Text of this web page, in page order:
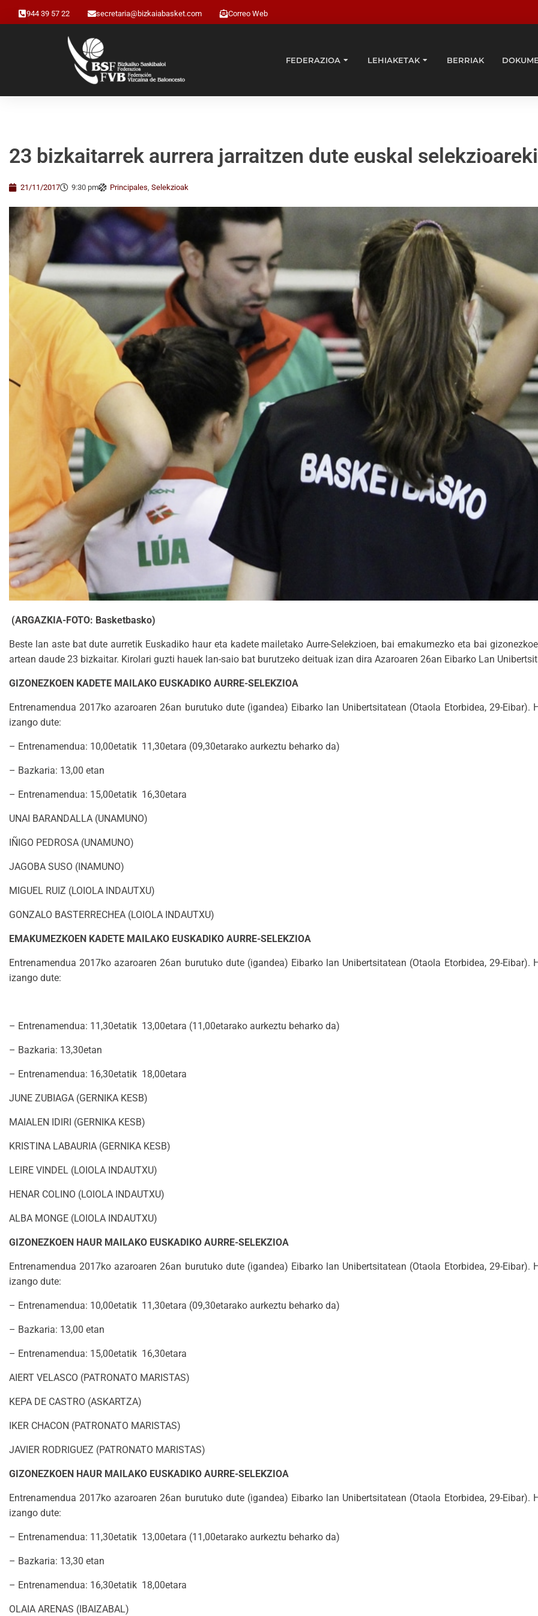
944 39 57 22 secretaria@bizkaiabasket.com Correo Web
FEDERAZIOA LEHIAKETAK BERRIAK
23 bizkaitarrek aurrera jarraitzen dute euskal
21/11/2017 9:30 pm Principales, Selekzioak
(ARGAZKIA-FOTO: Basketbasko)
Beste lan aste bat dute aurretik Euskadiko haur eta kadete mailetako Aurre-Selekzioen, bai emakumezko eta bai
artean daude 23 bizkaitar. Kirolari guzti hauek lan-saio bat burutzeko deituak izan dira Azaroaren 26an Eibarko Lan
GIZONEZKOEN KADETE MAILAKO EUSKADIKO AURRE-SELEKZIOA
Entrenamendua 2017ko azaroaren 26an burutuko dute (igandea) Eibarko lan Unibertsitatean (Otaola Etorbidea, 29-Eibar).
izango dute:
– Entrenamendua: 10,00etatik 11,30etara (09,30etarako aurkeztu beharko da)
– Bazkaria: 13,00 etan
– Entrenamendua: 15,00etatik 16,30etara
UNAI BARANDALLA (UNAMUNO)
IÑIGO PEDROSA (UNAMUNO)
JAGOBA SUSO (INAMUNO)
MIGUEL RUIZ (LOIOLA INDAUTXU)
GONZALO BASTERRECHEA (LOIOLA INDAUTXU)
EMAKUMEZKOEN KADETE MAILAKO EUSKADIKO AURRE-SELEKZIOA
Entrenamendua 2017ko azaroaren 26an burutuko dute (igandea) Eibarko lan Unibertsitatean (Otaola Etorbidea, 29-Eibar).
izango dute:
– Entrenamendua: 11,30etatik 13,00etara (11,00etarako aurkeztu beharko da)
– Bazkaria: 13,30etan
– Entrenamendua: 16,30etatik 18,00etara
JUNE ZUBIAGA (GERNIKA KESB)
MAIALEN IDIRI (GERNIKA KESB)
KRISTINA LABAURIA (GERNIKA KESB)
LEIRE VINDEL (LOIOLA INDAUTXU)
HENAR COLINO (LOIOLA INDAUTXU)
ALBA MONGE (LOIOLA INDAUTXU)
GIZONEZKOEN HAUR MAILAKO EUSKADIKO AURRE-SELEKZIOA
Entrenamendua 2017ko azaroaren 26an burutuko dute (igandea) Eibarko lan Unibertsitatean (Otaola Etorbidea, 29-Eibar).
izango dute:
– Entrenamendua: 10,00etatik 11,30etara (09,30etarako aurkeztu beharko da)
– Bazkaria: 13,00 etan
– Entrenamendua: 15,00etatik 16,30etara
AIERT VELASCO (PATRONATO MARISTAS)
KEPA DE CASTRO (ASKARTZA)
IKER CHACON (PATRONATO MARISTAS)
JAVIER RODRIGUEZ (PATRONATO MARISTAS)
GIZONEZKOEN HAUR MAILAKO EUSKADIKO AURRE-SELEKZIOA
Entrenamendua 2017ko azaroaren 26an burutuko dute (igandea) Eibarko lan Unibertsitatean (Otaola Etorbidea, 29-Eibar).
izango dute:
– Entrenamendua: 11,30etatik 13,00etara (11,00etarako aurkeztu beharko da)
– Bazkaria: 13,30 etan
– Entrenamendua: 16,30etatik 18,00etara
OLAIA ARENAS (IBAIZABAL)